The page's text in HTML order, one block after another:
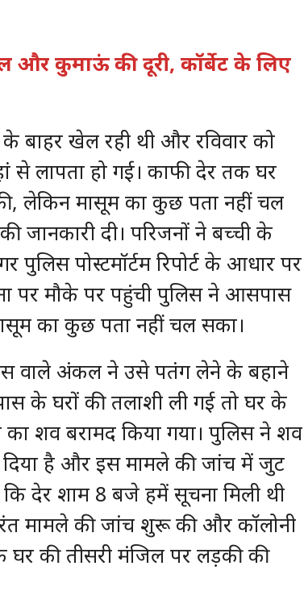
और कुमाऊं की दूरी, कॉर्बेट के लिए
बाहर खेल रही थी और रविवार को
लापता हो गई। काफी देर तक घर
लेकिन मासूम का कुछ पता नहीं चल
जानकारी दी। परिजनों ने बच्ची के
पुलिस पोस्टमॉर्टम रिपोर्ट के आधार पर
पर मौके पर पहुंची पुलिस ने आसपास
का कुछ पता नहीं चल सका।
वाले अंकल ने उसे पतंग लेने के बहाने
के घरों की तलाशी ली गई तो घर के
शव बरामद किया गया। पुलिस ने शव
है और इस मामले की जांच में जुट
देर शाम 8 बजे हमें सूचना मिली थी
मामले की जांच शुरू की और कॉलोनी
घर की तीसरी मंजिल पर लड़की की